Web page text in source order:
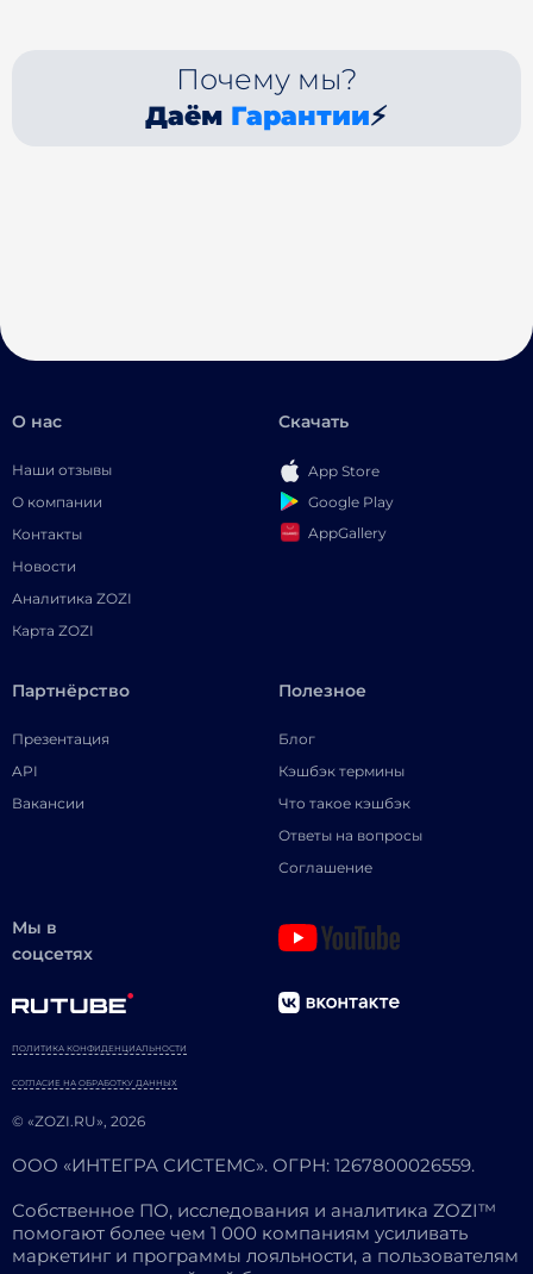
Почему мы?
Даём Гарантии⚡
О нас
Наши отзывы
О компании
Контакты
Новости
Аналитика ZOZI
Карта ZOZI
Скачать
App Store
Google Play
AppGallery
Партнёрство
Презентация
API
Вакансии
Полезное
Блог
Кэшбэк термины
Что такое кэшбэк
Ответы на вопросы
Соглашение
Мы в
соцсетях
© «ZOZI.RU», 2026
ПОЛИТИКА КОНФИДЕНЦИАЛЬНОСТИ
СОГЛАСИЕ НА ОБРАБОТКУ ДАННЫХ
ООО «ИНТЕГРА СИСТЕМС». ОГРН: 1267800026559.
Собственное ПО, исследования и аналитика ZOZI™
помогают более чем 1 000 компаниям усиливать
маркетинг и программы лояльности, а пользователям